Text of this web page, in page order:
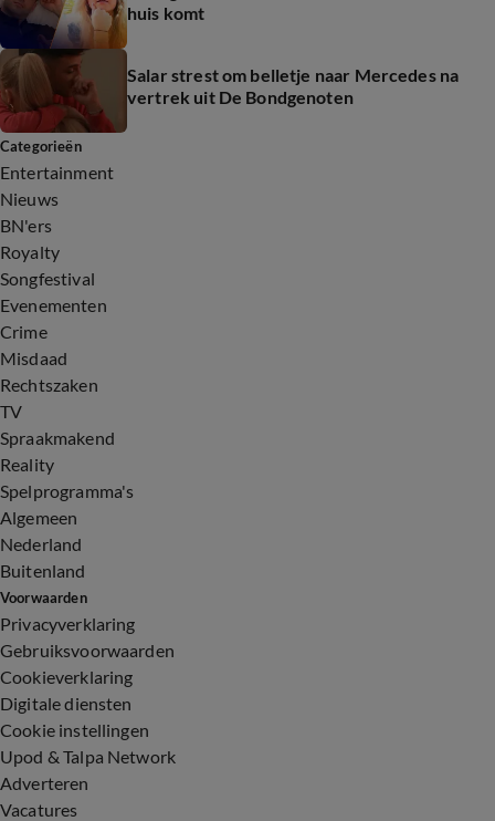
huis komt
Salar strest om belletje naar Mercedes na
vertrek uit De Bondgenoten
Categorieën
Entertainment
Nieuws
BN'ers
Royalty
Songfestival
Evenementen
Crime
Misdaad
Rechtszaken
TV
Spraakmakend
Reality
Spelprogramma's
Algemeen
Nederland
Buitenland
Voorwaarden
Privacyverklaring
Gebruiksvoorwaarden
Cookieverklaring
Digitale diensten
Cookie instellingen
Upod & Talpa Network
Adverteren
Vacatures